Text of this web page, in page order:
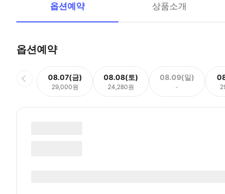
옵션예약 상품소개
옵션예약
08.07(금)
29,000원
08.08(토)
24,280원
08.09(일)
-